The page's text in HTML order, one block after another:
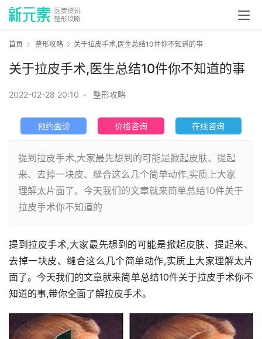
首页 整形攻略 关于拉皮手术,医生总结10件你不知道的事
关于拉皮手术,医生总结10件你不知道的事
2022-02-28 20:10 • 整形攻略
预约面诊 价格咨询 在线咨询
提到拉皮手术,大家最先想到的可能是掀起皮肤、提起
来、去掉一块皮、缝合这么几个简单动作,实质上大家
理解太片面了。今天我们的文章就来简单总结10件关于
拉皮手术你不知道的
提到拉皮手术,大家最先想到的可能是掀起皮肤、提起来、
去掉一块皮、缝合这么几个简单动作,实质上大家理解太片
面了。今天我们的文章就来简单总结10件关于拉皮手术你不
知道的事,带你全面了解拉皮手术。